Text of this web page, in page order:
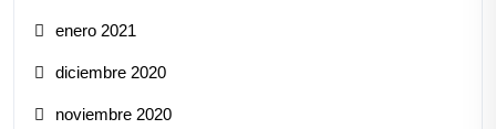
enero 2021
diciembre 2020
noviembre 2020